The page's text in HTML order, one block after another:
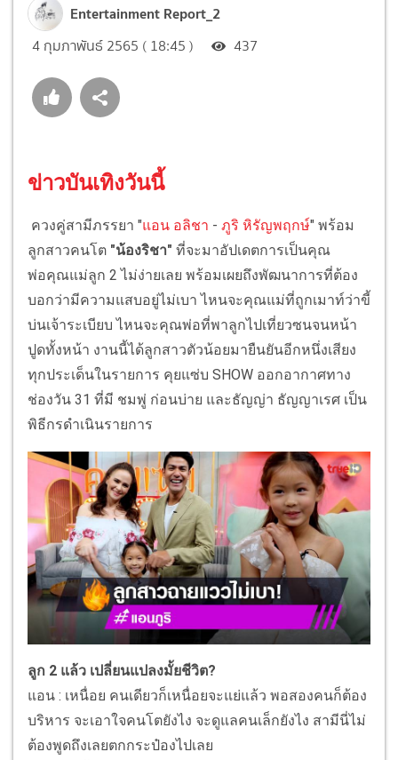
Entertainment Report_2
4 กุมภาพันธ์ 2565 ( 18:45 ) 437
ข่าวบันเทิงวันนี้
ควงคู่สามีภรรยา "แอน อลิชา - ภูริ หิรัญพฤกษ์" พร้อม
ลูกสาวคนโต "น้องริชา" ที่จะมาอัปเดตการเป็นคุณ
พ่อคุณแม่ลูก 2 ไม่ง่ายเลย พร้อมเผยถึงพัฒนาการที่ต้อง
บอกว่ามีความแสบอยู่ไม่เบา ไหนจะคุณแม่ที่ถูกเมาท์ว่าขี้
บ่นเจ้าระเบียบ ไหนจะคุณพ่อที่พาลูกไปเที่ยวซนจนหน้า
ปูดทั้งหน้า งานนี้ได้ลูกสาวตัวน้อยมายืนยันอีกหนึ่งเสียง
ทุกประเด็นในรายการ คุยแซ่บ SHOW ออกอากาศทาง
ช่องวัน 31 ที่มี ชมพู่ ก่อนบ่าย และธัญญ่า ธัญญาเรศ เป็น
พิธีกรดำเนินรายการ
ลูก 2 แล้ว เปลี่ยนแปลงมั้ยชีวิต?
แอน : เหนื่อย คนเดียวก็เหนื่อยจะแย่แล้ว พอสองคนก็ต้อง
บริหาร จะเอาใจคนโตยังไง จะดูแลคนเล็กยังไง สามีนี่ไม่
ต้องพูดถึงเลยตกกระป๋องไปเลย